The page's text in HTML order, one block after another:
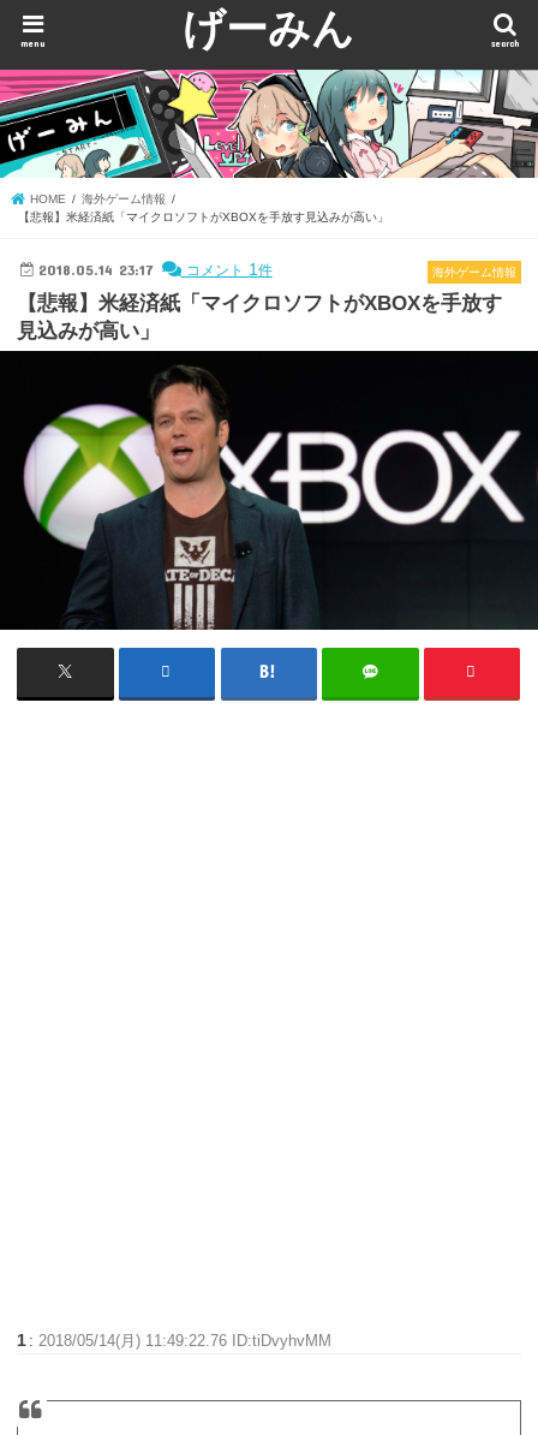
げーみん search
menu
HOME
海外ゲーム情報
【悲報】米経済紙「マイクロソフトがXBOXを手放す見込みが高い」
海外ゲーム情報
2018.05.14 23:17 コメント 1 件
【悲報】米経済紙「マイクロソフトがXBOXを手放す
見込みが高い」
1 :2018/05/14(月) 11:49:22.76 ID:tiDvyhvMM